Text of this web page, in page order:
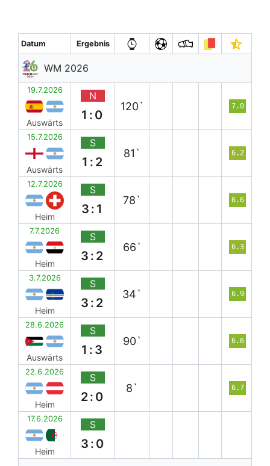
Datum Ergebnis
WM 2026
19.7.2026
Auswärts
N
1:0
120` 7.0
15.7.2026
Auswärts
S
1:2
81` 6.2
12.7.2026
Heim
S
3:1
78` 6.6
7.7.2026
Heim
S
3:2
66` 6.3
3.7.2026
Heim
S
3:2
34` 6.9
28.6.2026
Auswärts
S
1:3
90` 6.6
22.6.2026
Heim
S
2:0
8` 6.7
17.6.2026
Heim
S
3:0